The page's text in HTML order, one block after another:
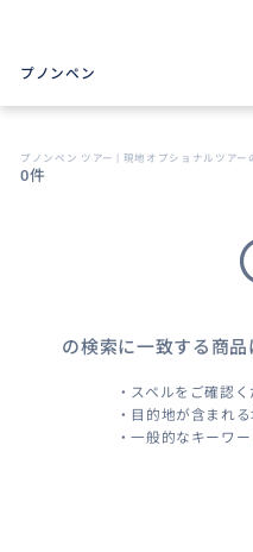
プノンペン
プノンペン ツアー | 現地オプショナルツアー
0件
の検索に一致する商品
・スペルをご確認
・目的地が含まれ
・一般的なキーワ